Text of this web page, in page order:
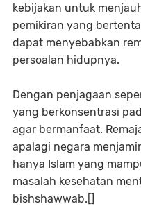
kebijakan untuk
pemikiran yang
dapat menyebabkan
persoalan hidupnya.
Dengan penjagaan
yang berkonsentrasi
agar bermanfaat.
apalagi negara
hanya Islam yang
masalah kesehatan
bishshawwab.[]